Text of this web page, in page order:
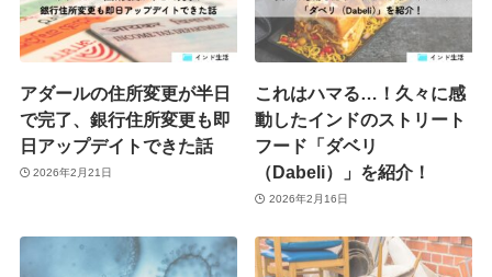
アダールの住所変更が半日
で完了、銀行住所変更も即
日アップデイトできた話
2026年2月21日
これはハマる…！久々に感
動したインドのストリート
フード「ダベリ
（Dabeli）」を紹介！
2026年2月16日